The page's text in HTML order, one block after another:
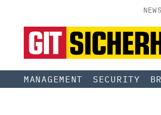
NEWS
MANAGEMENT SECURITY